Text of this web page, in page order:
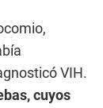
VIH.
cuyos